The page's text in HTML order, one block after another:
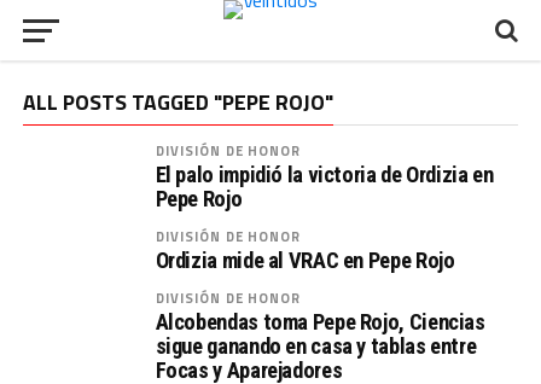
ALL POSTS TAGGED "PEPE ROJO"
DIVISIÓN DE HONOR
El palo impidió la victoria de Ordizia en
Pepe Rojo
DIVISIÓN DE HONOR
Ordizia mide al VRAC en Pepe Rojo
DIVISIÓN DE HONOR
Alcobendas toma Pepe Rojo, Ciencias
sigue ganando en casa y tablas entre
Focas y Aparejadores